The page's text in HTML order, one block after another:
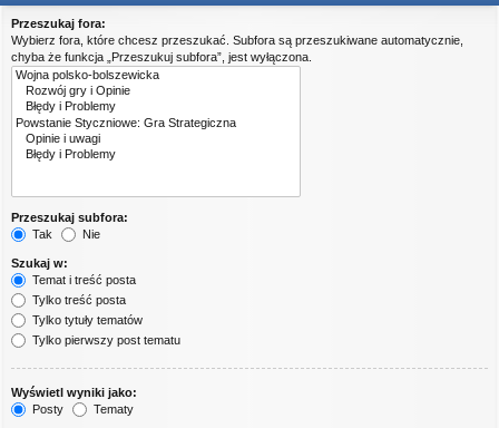
Przeszukaj fora:
Wybierz fora, które chcesz przeszukać. Subfora są przeszukiwane automatycznie,
chyba że funkcja „Przeszukuj subfora”, jest wyłączona.
Przeszukaj subfora:
Tak
Nie
Szukaj w:
Temat i treść posta
Tylko treść posta
Tylko tytuły tematów
Tylko pierwszy post tematu
Wyświetl wyniki jako:
Posty
Tematy